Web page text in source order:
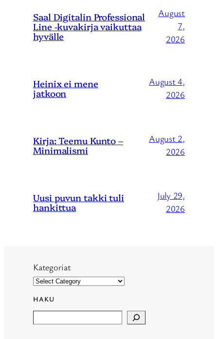
Saal Digitalin Professional
Line -kuvakirja vaikuttaa
hyvälle
August
7,
2026
Heinix ei mene
jatkoon
August 4,
2026
Kirja: Teemu Kunto –
Minimalismi
August 2,
2026
Uusi puvun takki tuli
hankittua
July 29,
2026
Kategoriat
HAKU